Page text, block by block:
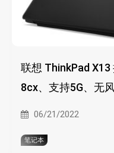
联想 ThinkPad
8cx、支持5G、无
06/21/2022
笔记本